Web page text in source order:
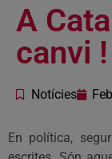
A
canvi !
Notícies
En política,